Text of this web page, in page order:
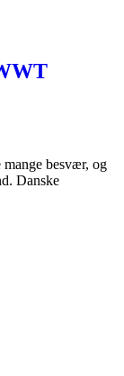
besvær, og
Danske